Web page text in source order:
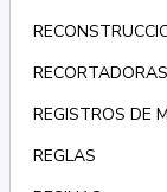
RECORTADORAS
REGISTROS DE
REGLAS